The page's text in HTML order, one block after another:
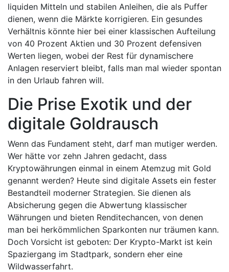
liquiden Mitteln und stabilen Anleihen, die als Puffer
dienen, wenn die Märkte korrigieren. Ein gesundes
Verhältnis könnte hier bei einer klassischen Aufteilung
von 40 Prozent Aktien und 30 Prozent defensiven
Werten liegen, wobei der Rest für dynamischere
Anlagen reserviert bleibt, falls man mal wieder spontan
in den Urlaub fahren will.
Die Prise Exotik und der
digitale Goldrausch
Wenn das Fundament steht, darf man mutiger werden.
Wer hätte vor zehn Jahren gedacht, dass
Kryptowährungen einmal in einem Atemzug mit Gold
genannt werden? Heute sind digitale Assets ein fester
Bestandteil moderner Strategien. Sie dienen als
Absicherung gegen die Abwertung klassischer
Währungen und bieten Renditechancen, von denen
man bei herkömmlichen Sparkonten nur träumen kann.
Doch Vorsicht ist geboten: Der Krypto-Markt ist kein
Spaziergang im Stadtpark, sondern eher eine
Wildwasserfahrt.